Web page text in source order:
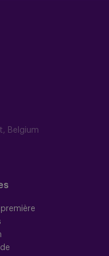
Belgium
première